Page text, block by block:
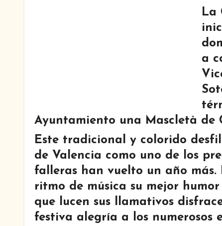
La
a
Ayuntamiento una Mascletà de
Este tradicional y colorido
de Valencia como uno de los
falleras han vuelto un año más.
ritmo de música su mejor
que lucen sus llamativos
festiva alegría a los numerosos